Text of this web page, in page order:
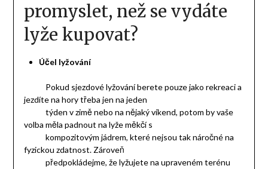
promyslet, než se vydáte
lyže kupovat?
Účel lyžování
Pokud sjezdové lyžování berete pouze jako rekreaci a
jezdíte na hory třeba jen na jeden
týden v zimě nebo na nějaký víkend, potom by vaše
volba měla padnout na lyže měkčí s
kompozitovým jádrem, které nejsou tak náročné na
fyzickou zdatnost. Zároveň
předpokládejme, že lyžujete na upraveném terénu